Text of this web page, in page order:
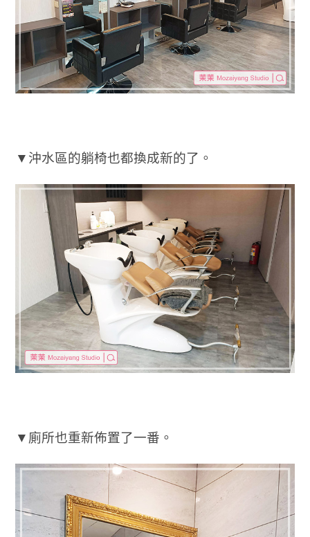
▼沖水區的躺椅也都換成新的了。
▼廁所也重新佈置了一番。